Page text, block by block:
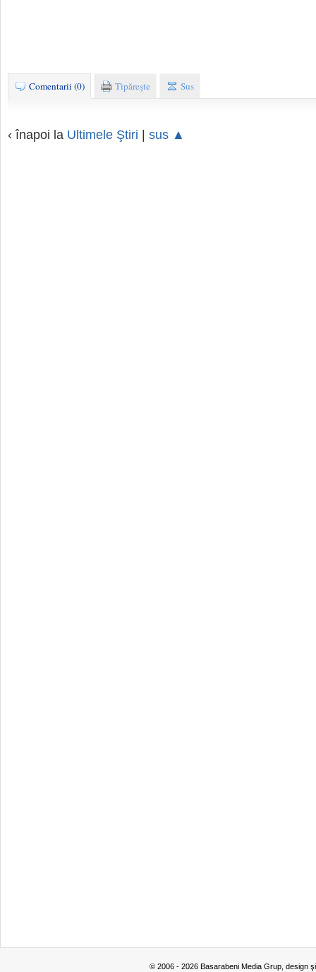
Comentarii (0) Tipăreşte Sus
‹ înapoi la Ultimele Ştiri sus ▲
© 2006 - 2026 Basarabeni Media Grup, design